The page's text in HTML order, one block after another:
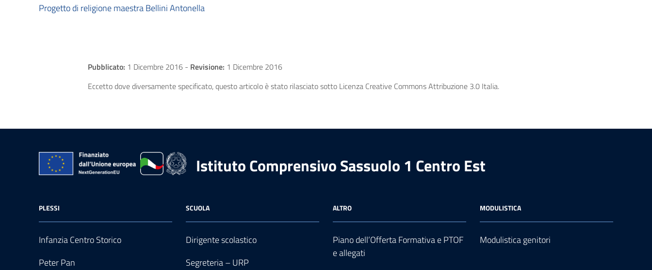
Progetto di religione maestra Bellini Antonella
Pubblicato: 1 Dicembre 2016 - Revisione: 1 Dicembre 2016
Eccetto dove diversamente specificato, questo articolo è stato rilasciato sotto Licenza Creative Commons Attribuzione 3.0 Italia.
Istituto Comprensivo Sassuolo 1 Centro Est
PLESSI
Infanzia Centro Storico
Peter Pan
SCUOLA
Dirigente scolastico
Segreteria – URP
ALTRO
Piano dell’Offerta Formativa e PTOF
e allegati
MODULISTICA
Modulistica genitori